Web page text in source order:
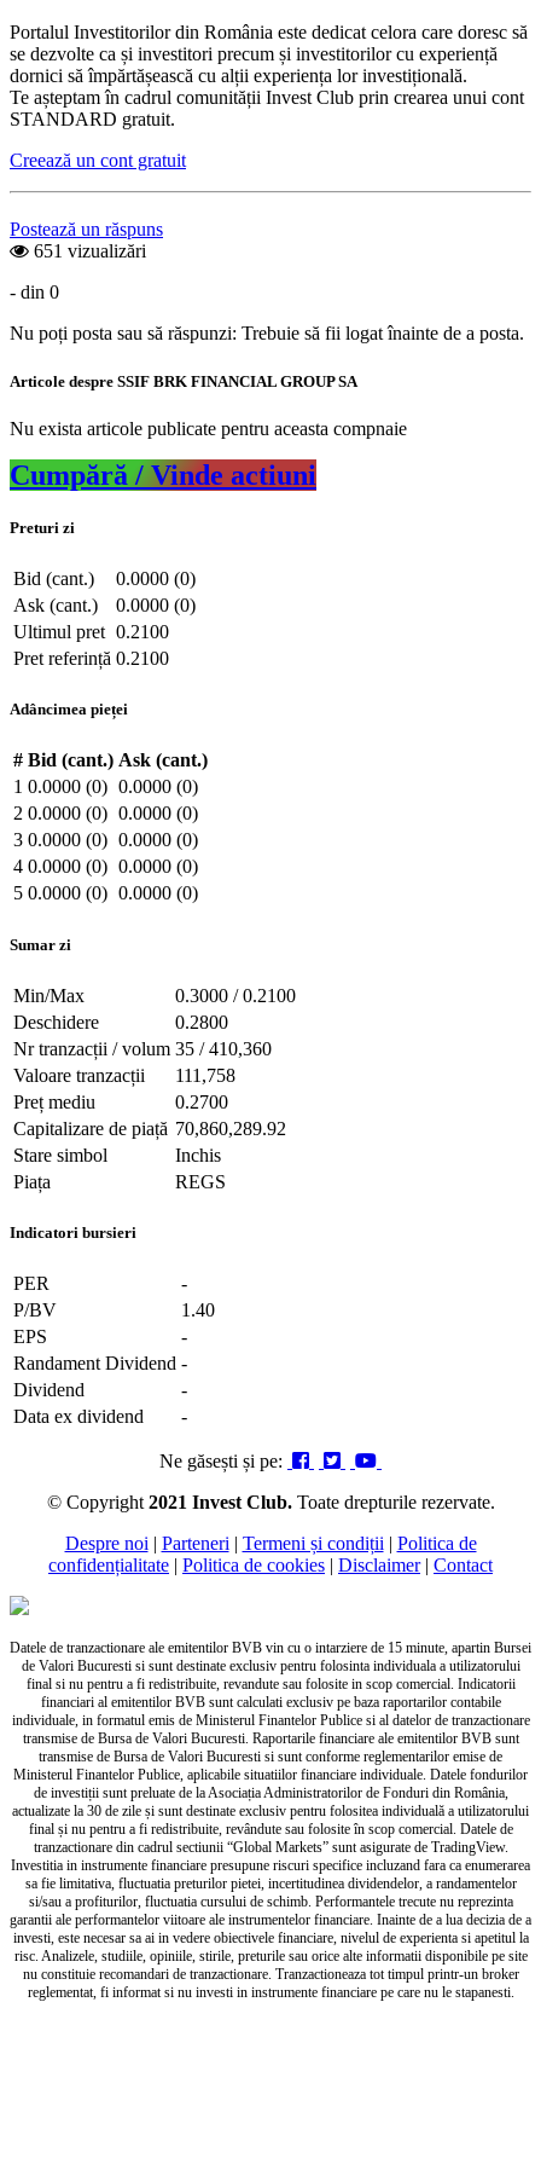
Portalul Investitorilor din România este dedicat celora care doresc să
se dezvolte ca și investitori precum și investitorilor cu experiență
dornici să împărtășească cu alții experiența lor investițională.
Te așteptam în cadrul comunității Invest Club prin crearea unui cont
STANDARD gratuit.
Creează un cont gratuit
Postează un răspuns
651 vizualizări
- din 0
Nu poți posta sau să răspunzi: Trebuie să fii logat înainte de a posta.
Articole despre SSIF BRK FINANCIAL GROUP SA
Nu exista articole publicate pentru aceasta compnaie
Cumpără / Vinde actiuni
Preturi zi
Bid (cant.)
0.0000 (0)
Ask (cant.)
0.0000 (0)
Ultimul pret 0.2100
Pret referință 0.2100
Adâncimea pieței
# Bid (cant.) Ask (cant.)
1 0.0000 (0) 0.0000 (0)
2 0.0000 (0) 0.0000 (0)
3 0.0000 (0) 0.0000 (0)
4 0.0000 (0) 0.0000 (0)
5 0.0000 (0) 0.0000 (0)
Sumar zi
Min/Max
0.3000 / 0.2100
Deschidere
0.2800
Nr tranzacții / volum 35 / 410,360
Valoare tranzacții
111,758
Preț mediu
0.2700
Capitalizare de piață 70,860,289.92
Stare simbol
Inchis
Piața
REGS
Indicatori bursieri
PER
-
P/BV
1.40
EPS
-
Randament Dividend -
Dividend
-
Data ex dividend
-
Ne găsești și pe:
© Copyright 2021 Invest Club. Toate drepturile rezervate.
Despre noi | Parteneri | Termeni și condiții | Politica de
confidențialitate | Politica de cookies | Disclaimer| Contact
Datele de tranzactionare ale emitentilor BVB vin cu o intarziere de 15 minute, apartin Bursei
de Valori Bucuresti si sunt destinate exclusiv pentru folosinta individuala a utilizatorului
final si nu pentru a fi redistribuite, revandute sau folosite in scop comercial. Indicatorii
financiari al emitentilor BVB sunt calculati exclusiv pe baza raportarilor contabile
individuale, in formatul emis de Ministerul Finantelor Publice si al datelor de tranzactionare
transmise de Bursa de Valori Bucuresti. Raportarile financiare ale emitentilor BVB sunt
transmise de Bursa de Valori Bucuresti si sunt conforme reglementarilor emise de
Ministerul Finantelor Publice, aplicabile situatiilor financiare individuale. Datele fondurilor
de investiții sunt preluate de la Asociația Administratorilor de Fonduri din România,
actualizate la 30 de zile și sunt destinate exclusiv pentru folositea individuală a utilizatorului
final și nu pentru a fi redistribuite, revândute sau folosite în scop comercial. Datele de
tranzactionare din cadrul sectiunii “Global Markets” sunt asigurate de TradingView.
Investitia in instrumente financiare presupune riscuri specifice incluzand fara ca enumerarea
sa fie limitativa, fluctuatia preturilor pietei, incertitudinea dividendelor, a randamentelor
si/sau a profiturilor, fluctuatia cursului de schimb. Performantele trecute nu reprezinta
garantii ale performantelor viitoare ale instrumentelor financiare. Inainte de a lua decizia de a
investi, este necesar sa ai in vedere obiectivele financiare, nivelul de experienta si apetitul la
risc. Analizele, studiile, opiniile, stirile, preturile sau orice alte informatii disponibile pe site
nu constituie recomandari de tranzactionare. Tranzactioneaza tot timpul printr-un broker
reglementat, fi informat si nu investi in instrumente financiare pe care nu le stapanesti.